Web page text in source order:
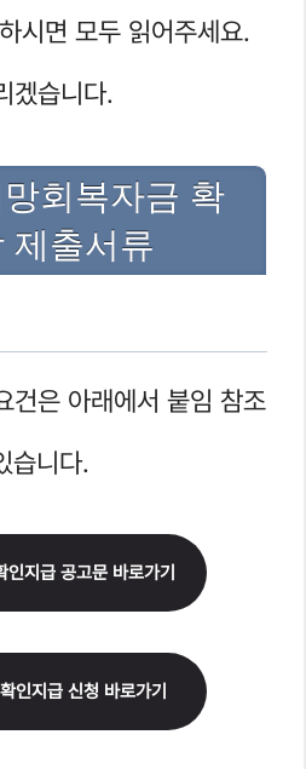
시면 모두 읽어주세요.
겠습니다.
회복자금 확
제출서류
건은 아래에서 붙임 참조
습니다.
인지급 공고문 바로가기
인지급 신청 바로가기